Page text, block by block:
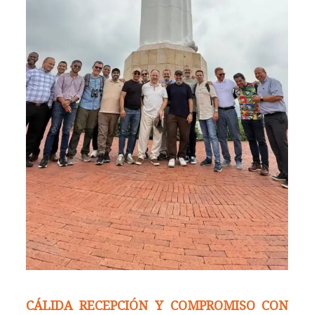
CÁLIDA RECEPCIÓN Y COMPROMISO CON